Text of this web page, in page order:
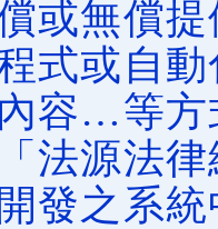
或無償
式或自
容…等方
法源法
發之系